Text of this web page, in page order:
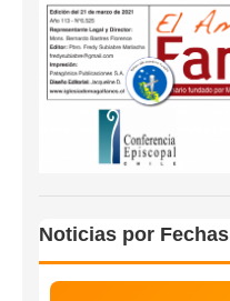
Noticias por Fechas